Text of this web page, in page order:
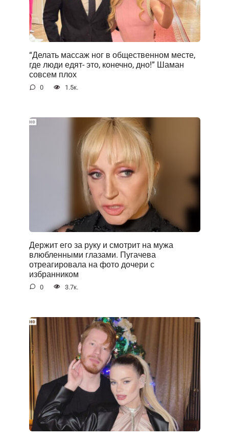
“Делать массаж ног в общественном месте,
где люди едят- это, конечно, дно!” Шаман
совсем плох
0 1.5к.
Держит его за руку и смотрит на мужа
влюбленными глазами. Пугачева
отреагировала на фото дочери с
избранником
0 3.7к.